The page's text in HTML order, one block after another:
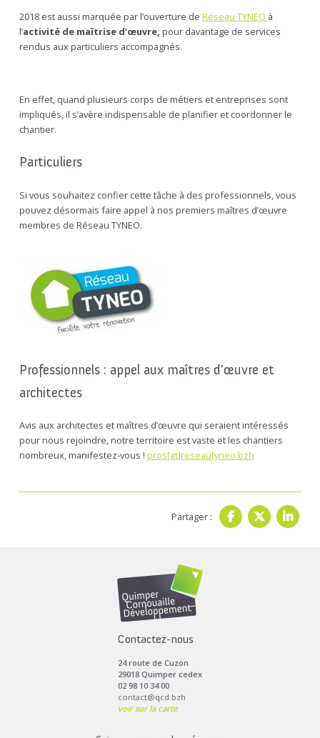
2018 est aussi marquée par l’ouverture de Réseau TYNEO à
l’activité de maîtrise d’œuvre, pour davantage de services
rendus aux particuliers accompagnés.
En effet, quand plusieurs corps de métiers et entreprises sont
impliqués, il s’avère indispensable de planifier et coordonner le
chantier.
Particuliers
Si vous souhaitez confier cette tâche à des professionnels, vous
pouvez désormais faire appel à nos premiers maîtres d’œuvre
membres de Réseau TYNEO.
Professionnels : appel aux maîtres d’œuvre et
architectes
Avis aux architectes et maîtres d’œuvre qui seraient intéressés
pour nous rejoindre, notre territoire est vaste et les chantiers
nombreux, manifestez-vous ! pros[at]reseautyneo.bzh
Partager :
Contactez-nous
24 route de Cuzon
29018 Quimper cedex
02 98 10 34 00
contact@qcd.bzh
voir sur la carte